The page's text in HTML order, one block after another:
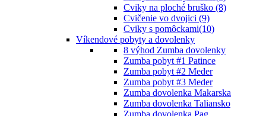
Cviky na ploché bruško (8)
Cvičenie vo dvojici (9)
Cviky s pomôckami(10)
Víkendové pobyty a dovolenky
8 výhod Zumba dovolenky
Zumba pobyt #1 Patince
Zumba pobyt #2 Meder
Zumba pobyt #3 Meder
Zumba dovolenka Makarska
Zumba dovolenka Taliansko
Zumba dovolenka Pag